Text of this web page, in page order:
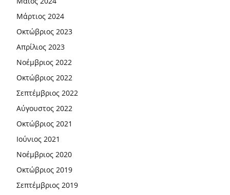
Μάρτιος 2024
Οκτώβριος 2023
Απρίλιος 2023
Νοέμβριος 2022
Οκτώβριος 2022
Σεπτέμβριος 2022
Αύγουστος 2022
Οκτώβριος 2021
Ιούνιος 2021
Νοέμβριος 2020
Οκτώβριος 2019
Σεπτέμβριος 2019